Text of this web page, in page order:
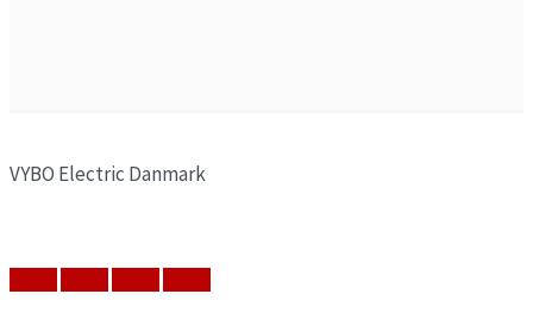
VYBO Electric Danmark